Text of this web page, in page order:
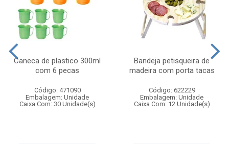
Caneca de plastico 300ml
com 6 pecas
Código: 471090
Embalagem: Unidade
Caixa Com: 30 Unidade(s)
Bandeja petisqueira de
madeira com porta tacas
Código: 622229
Embalagem: Unidade
Caixa Com: 12 Unidade(s)